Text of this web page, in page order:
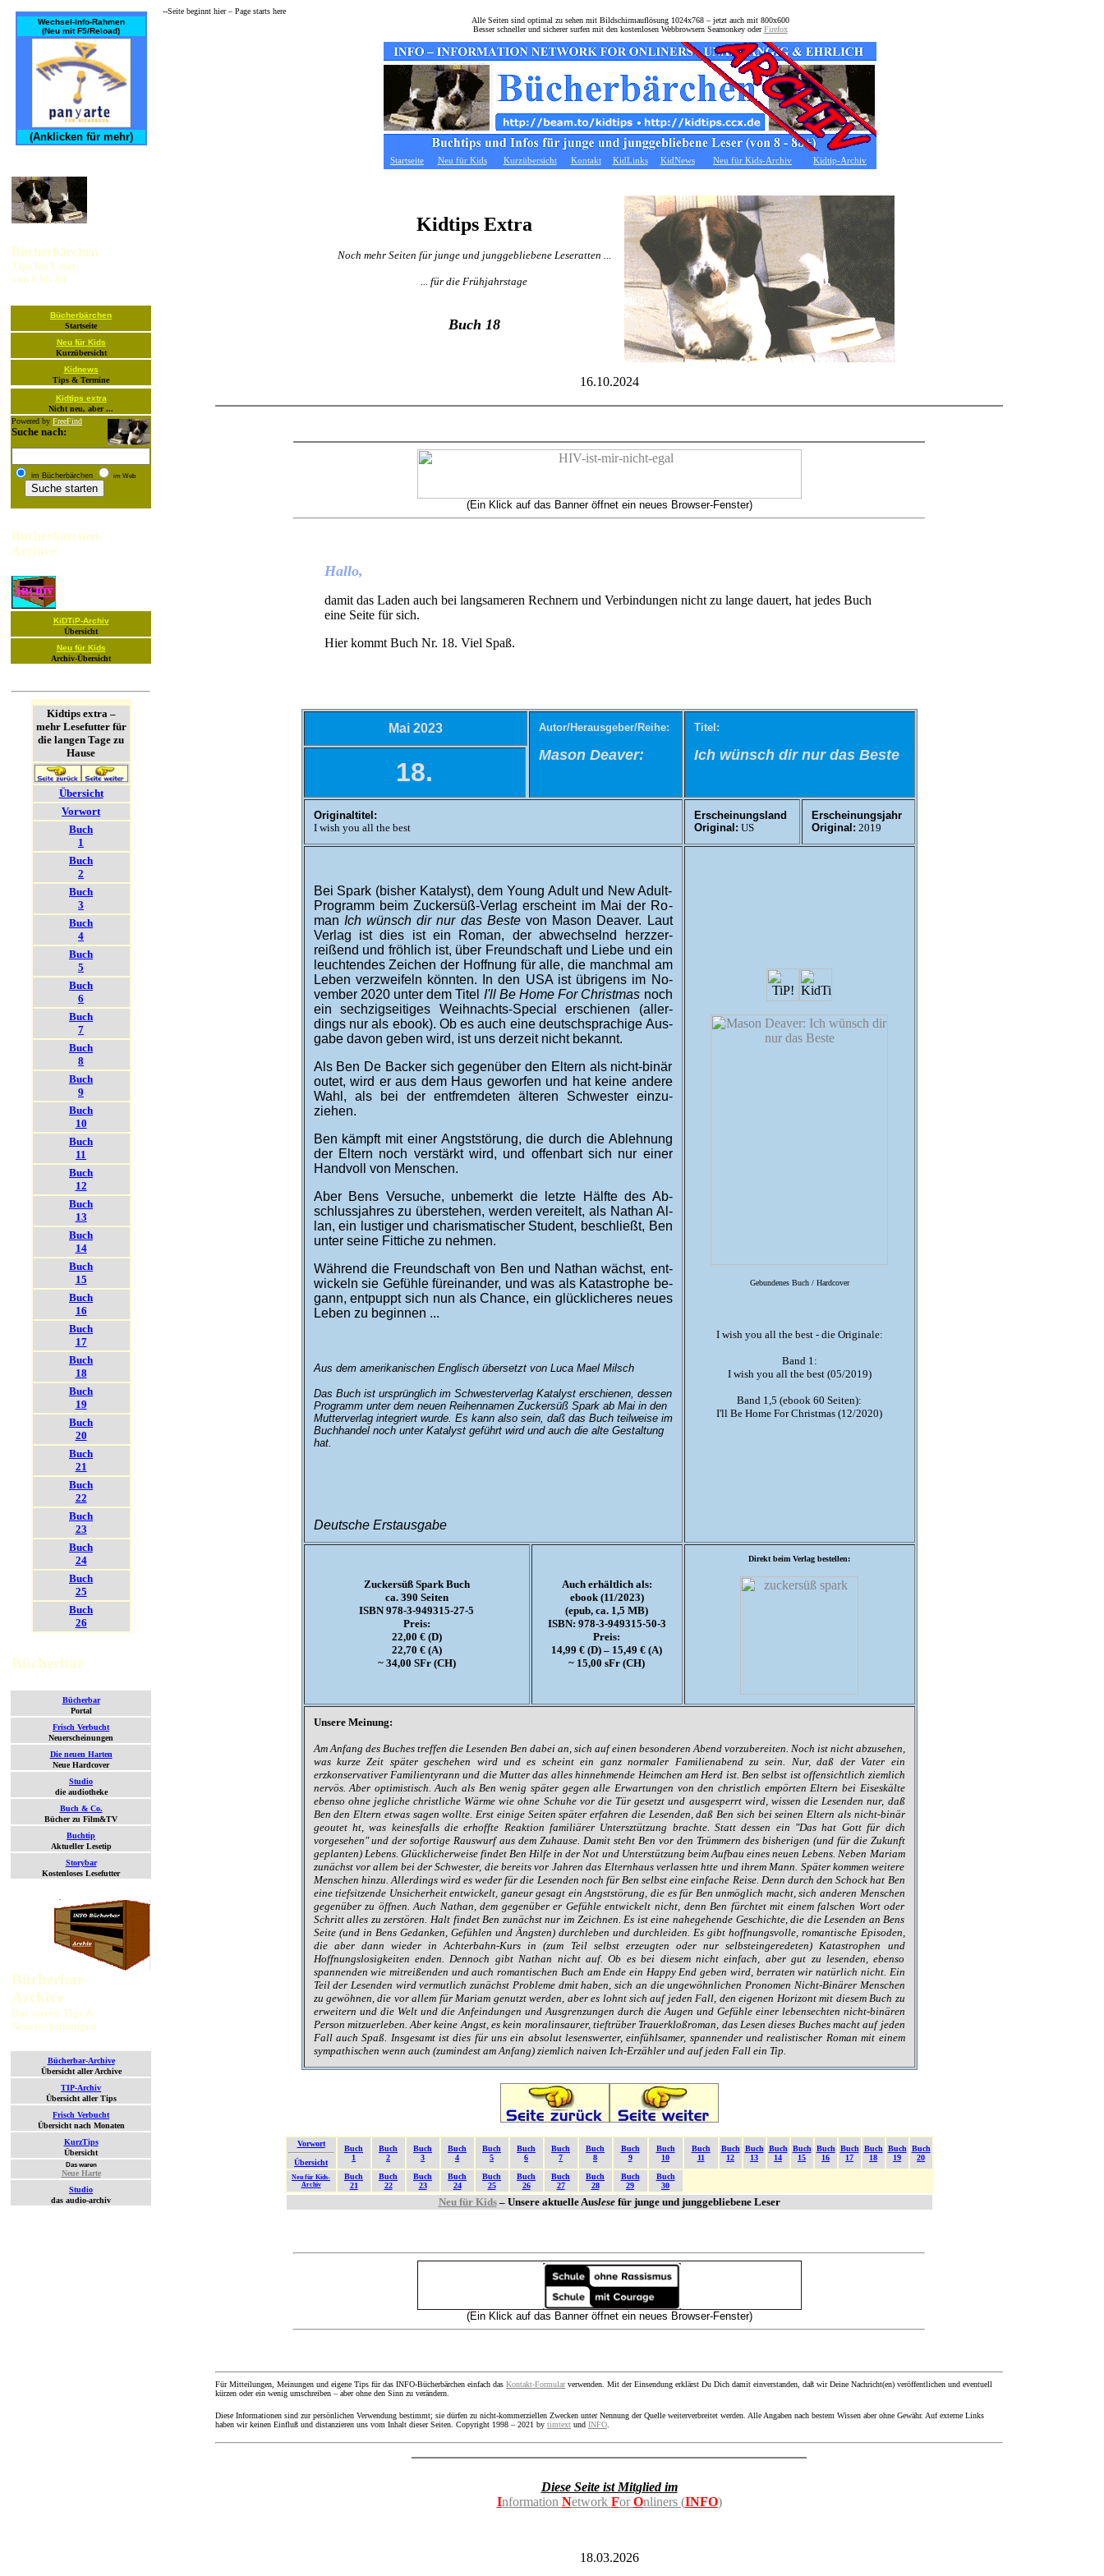
Wechsel-Info-Rahmen
(Neu mit F5/Reload)
(Anklicken für mehr)
Bücherbärchen
Tips für Leser
von 8 bis 80
Bücherbärchen
Startseite
Neu für Kids
Kurzübersicht
Kidnews
Tips & Termine
Kidtips extra
Nicht neu, aber ...
Powered by FreeFind
Suche nach:
im Bücherbärchen im Web
Bücherbärchen-
Archive
KiDTiP-Archiv
Übersicht
Neu für Kids
Archiv-Übersicht
Kidtips extra –
mehr Lesefutter für
die langen Tage zu
Hause
Übersicht
Vorwort
Buch
1
Buch
2
Buch
3
Buch
4
Buch
5
Buch
6
Buch
7
Buch
8
Buch
9
Buch
10
Buch
11
Buch
12
Buch
13
Buch
14
Buch
15
Buch
16
Buch
17
Buch
18
Buch
19
Buch
20
Buch
21
Buch
22
Buch
23
Buch
24
Buch
25
Buch
26
Bücherbar
Bücherbar
Portal
Frisch Verbucht
Neuerscheinungen
Die neuen Harten
Neue Hardcover
Studio
die audiotheke
Buch & Co.
Bücher zu Film&TV
Buchtip
Aktueller Lesetip
Storybar
Kostenloses Lesefutter
Bücherbar-
Archive
Das waren Tips &
Neuerscheinungen
Bücherbar-Archive
Übersicht aller Archive
TIP-Archiv
Übersicht aller Tips
Frisch Verbucht
Übersicht nach Monaten
KurzTips
Übersicht
Das waren
Neue Harte
Studio
das audio-archiv
--Seite beginnt hier – Page starts here­
Alle Seiten sind optimal zu sehen mit Bildschirmauflösung 1024x768 – jetzt auch mit 800x600
Besser schneller und sicherer surfen mit den kostenlosen Webbrowsern Seamonkey oderFirefox
Startseite Neu für Kids Kurzübersicht Kontakt KidLinks KidNews Neu für Kids-Archiv Kidtip-Archiv
Kidtips Extra
Noch mehr Seiten für junge und junggebliebene Leseratten ...
... für die Frühjahrstage
Buch 18
16.10.2024
(Ein Klick auf das Banner öffnet ein neues Browser-Fenster)
Hallo,
damit das Laden auch bei langsameren Rechnern und Verbindungen nicht zu lange dauert, hat jedes Buch
eine Seite für sich.
Hier kommt Buch Nr. 18. Viel Spaß.
Mai 2023 Autor/Herausgeber/Reihe:
Mason Deaver:
Titel:
Ich wünsch dir nur das Beste
18.
Originaltitel:
I wish you all the best
Erscheinungsland
Original: US
Erscheinungsjahr
Original: 2019
Bei Spark (bis­her Kata­lyst), dem Young Adult und New Adult-
Pro­gramm beim Zucker­süß-Ver­lag er­scheint im Mai der Ro­
man Ich wünsch dir nur das Bestevon Mason Deaver. Laut
Ver­lag ist dies ist ein Ro­man, der ab­wechselnd herz­zer­
reißend und fröh­lich ist, über Freund­schaft und Liebe und ein
leuchtendes Zeichen der Hoff­nung für alle, die manch­mal am
Leben ver­zwei­feln könnten. In den USA ist übri­gens im No­
vember 2020 un­ter dem Titel I'll Be Home For Christ­mas noch
ein sech­zig­sei­ti­ges Weih­nachts-Special er­schienen (aller­
dings nur als ebook). Ob es auch eine deutsch­spra­chi­ge Aus­
ga­be da­von geben wird, ist uns der­zeit nicht be­kannt.
Als Ben De Backer sich gegen­über den Eltern als nicht-bi­när
outet, wird er aus dem Haus ge­worfen und hat keine andere
Wahl, als bei der ent­fremd­eten äl­teren Schwester ein­zu­
ziehen.
Ben kämpft mit einer Angst­störung, die durch die Ab­lehnung
der Eltern noch ver­stärkt wird, und offen­bart sich nur einer
Hand­voll von Menschen.
Aber Bens Ver­suche, un­be­merkt die letzte Hälfte des Ab­
schluss­jahres zu über­stehen, wer­den ver­ei­telt, als Na­than Al­
lan, ein lustiger und charis­ma­tischer Stu­dent, be­schließt, Ben
unter seine Fit­tiche zu nehmen.
Während die Freund­schaft von Ben und Na­than wächst, ent­
wickeln sie Ge­fühle für­ein­ander, und was als Ka­tastrophe be­
gann, ent­puppt sich nun als Chance, ein glück­licheres neues
Leben zu be­ginnen ...
Aus dem amerikanischen Englisch übersetzt von Luca Mael Milsch
Das Buch ist ur­sprüng­lich im Schwester­ver­lag Katalyst er­schienen, dessen
Pro­gramm unter dem neuen Reihen­namen Zucker­süß Spark ab Mai in den
Mutter­ver­lag inte­griert wurde. Es kann also sein, daß das Buch teil­weise im
Buch­handel noch unter Katalyst ge­führt wird und auch die alte Ge­staltung
hat.
Deutsche Erstausgabe
Gebundenes Buch / Hardcover
I wish you all the best - die Originale:
Band 1:
I wish you all the best (05/2019)
Band 1,5 (ebook 60 Seiten):
I'll Be Home For Christmas (12/2020)
Zuckersüß Spark Buch
ca. 390 Seiten
ISBN 978-3-949315-27-5
Preis:
22,00 € (D)
22,70 € (A)
~ 34,00 SFr (CH)
Auch erhältlich als:
ebook (11/2023)
(epub, ca. 1,5 MB)
ISBN: 978-3-949315-50-3
Preis:
14,99 € (D) – 15,49 € (A)
~ 15,00 sFr (CH)
Direkt beim Verlag bestellen:
Unsere Meinung:
Am Anfang des Buches treffen die Lesenden Ben dabei an, sich auf einen besonderen Abend vorzubereiten. Noch ist nicht abzusehen,
was kurze Zeit später geschehen wird und es scheint ein ganz normaler Familienabend zu sein. Nur, daß der Vater ein
erzkonservativer Familientyrann und die Mutter das alles hinnehmende Heimchen am Herd ist. Ben selbst ist offensichtlich ziemlich
nervös. Aber optimistisch. Auch als Ben wenig später gegen alle Erwartungen von den christlich empörten Eltern bei Eiseskälte
ebenso ohne jegliche christliche Wärme wie ohne Schuhe vor die Tür gesetzt und ausgesperrt wird, wissen die Lesenden nur, daß
Ben den Eltern etwas sagen wollte. Erst einige Seiten später erfahren die Lesenden, daß Ben sich bei seinen Eltern als nicht-binär
geoutet ht, was keinesfalls die erhoffte Reaktion familiärer Untersztützung brachte. Statt dessen ein "Das hat Gott für dich
vorgesehen" und der sofortige Rauswurf aus dem Zuhause. Damit steht Ben vor den Trümmern des bisherigen (und für die Zukunft
geplanten) Lebens. Glücklicherweise findet Ben Hilfe in der Not und Unterstützung beim Aufbau eines neuen Lebens. Neben Mariam
zunächst vor allem bei der Schwester, die bereits vor Jahren das Elternhaus verlassen htte und ihrem Mann. Später kommen weitere
Menschen hinzu. Allerdings wird es weder für die Lesenden noch für Ben selbst eine einfache Reise. Denn durch den Schock hat Ben
eine tiefsitzende Unsicherheit entwickelt, ganeur gesagt ein Angststörung, die es für Ben unmöglich macht, sich anderen Menschen
gegenüber zu öffnen. Auch Nathan, dem gegenüber er Gefühle entwickelt nicht, denn Ben fürchtet mit einem falschen Wort oder
Schritt alles zu zerstören. Halt findet Ben zunächst nur im Zeichnen. Es ist eine nahegehende Geschichte, die die Lesenden an Bens
Seite (und in Bens Gedanken, Gefühlen und Ängsten) durchleben und durchleiden. Es gibt hoffnungsvolle, romantische Episoden,
die aber dann wieder in Achterbahn-Kurs in (zum Teil selbst erzeugten oder nur selbsteingeredeten) Katastrophen und
Hoffnungslosigkeiten enden. Dennoch gibt Nathan nicht auf. Ob es bei diesem nicht einfach, aber gut zu lesenden, ebenso
spannenden wie mitreißenden und auch romantischen Buch am Ende ein Happy End geben wird, berraten wir natürlich nicht. Ein
Teil der Lesenden wird vermutlich zunächst Probleme dmit haben, sich an die ungewöhnlichen Pronomen Nicht-Binärer Menschen
zu gewöhnen, die vor allem für Mariam genutzt werden, aber es lohnt sich auf jeden Fall, den eigenen Horizont mit diesem Buch zu
erweitern und die Welt und die Anfeindungen und Ausgrenzungen durch die Augen und Gefühle einer lebensechten nicht-binären
Person mitzuerleben. Aber keine Angst, es kein moralinsaurer, tieftrüber Trauerkloßroman, das Lesen dieses Buches macht auf jeden
Fall auch Spaß. Insgesamt ist dies für uns ein absolut lesenswerter, einfühlsamer, spannender und realistischer Roman mit einem
sympathischen wenn auch (zumindest am Anfang) ziemlich naiven Ich-Erzähler und auf jeden Fall ein Tip.
Vorwort
Übersicht
Buch
1
Buch
2
Buch
3
Buch
4
Buch
5
Buch
6
Buch
7
Buch
8
Buch
9
Buch
10
Buch
11
Buch
12
Buch
13
Buch
14
Buch
15
Buch
16
Buch
17
Buch
18
Buch
19
Buch
20
Neu für Kids-
Archiv
Buch
21
Buch
22
Buch
23
Buch
24
Buch
25
Buch
26
Buch
27
Buch
28
Buch
29
Buch
30
Neu für Kids– Unsere aktuelle Auslesefür junge und junggebliebene Leser
(Ein Klick auf das Banner öffnet ein neues Browser-Fenster)
Für Mitteilungen, Meinungen und eigene Tips für das INFO-Bücherbärchen einfach das Kontakt-Formularverwenden. Mit der Einsendung erklärst Du Dich damit einverstanden, daß wir Deine Nachricht(en) veröffentlichen und eventuell
kürzen oder ein wenig umschreiben – aber ohne den Sinn zu verändern.
Diese Informationen sind zur persönlichen Verwendung bestimmt; sie dürfen zu nicht-kommerziellen Zwecken unter Nennung der Quelle weiterverbreitet werden. Alle Angaben nach bestem Wissen aber ohne Gewähr. Auf externe Links
haben wir keinen Einfluß und distanzieren uns vom Inhalt dieser Seiten. Copyright 1998 – 2021 by timtext und INFO
Diese Seite ist Mitglied im
Information Network For Onliners (INFO)
18.03.2026